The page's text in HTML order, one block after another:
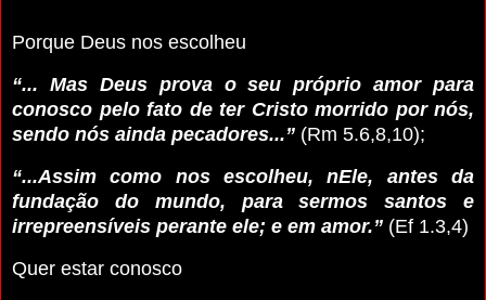
Porque Deus nos escolheu
“... Mas Deus prova o seu próprio amor para
conosco pelo fato de ter Cristo morrido por nós,
sendo nós ainda pecadores...” (Rm 5.6,8,10);
“...Assim como nos escolheu, nEle, antes da
fundação do mundo, para sermos santos e
irrepreensíveis perante ele; e em amor.” (Ef 1.3,4)
Quer estar conosco